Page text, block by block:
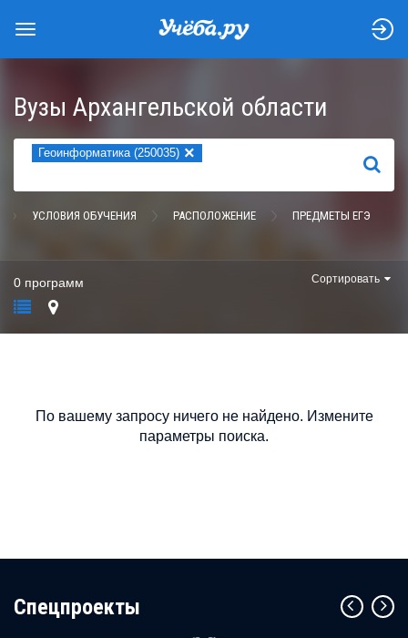
Вузы Архангельской области
Геоинформатика (250035) ×
НАЙТИ
УСЛОВИЯ ОБУЧЕНИЯ РАСПОЛОЖЕНИЕ ПРЕДМЕТЫ ЕГЭ
0 программ Сортировать
По вашему запросу ничего не найдено. Измените
параметры поиска.
Cпецпроекты